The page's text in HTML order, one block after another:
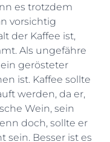
es trotzdem
vorsichtig
der Kaffee ist,
Als ungefähre
gerösteter
ist. Kaffee sollte
werden, da er,
Wein, sein
doch, sollte er
sein. Besser ist es